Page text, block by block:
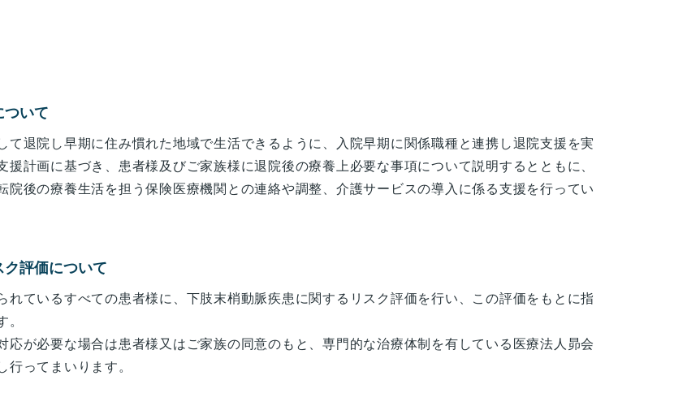
ついて
て退院し早期に住み慣れた地域で生活できるように、入院早期に関係職種と連携し退院支援を実
援計画に基づき、患者様及びご家族様に退院後の療養上必要な事項について説明するとともに、
院後の療養生活を担う保険医療機関との連絡や調整、介護サービスの導入に係る支援を行ってい
評価について
れているすべての患者様に、下肢末梢動脈疾患に関するリスク評価を行い、この評価をもとに指
。
応が必要な場合は患者様又はご家族の同意のもと、専門的な治療体制を有している医療法人昴会
行ってまいります。